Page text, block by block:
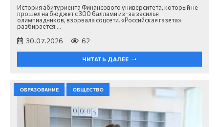
История абитуриента Финансового университета, который не
прошел на бюджет с 300 баллами из-за засилья
олимпиадников, взорвала соцсети. «Российская газета»
разбирается:…
30.07.2026 62
ЧИТАТЬ ДАЛЕЕ
ОБРАЗОВАНИЕ ОБЩЕСТВО